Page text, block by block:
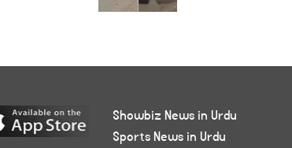
Showbiz News in Urdu
Sports News in Urdu